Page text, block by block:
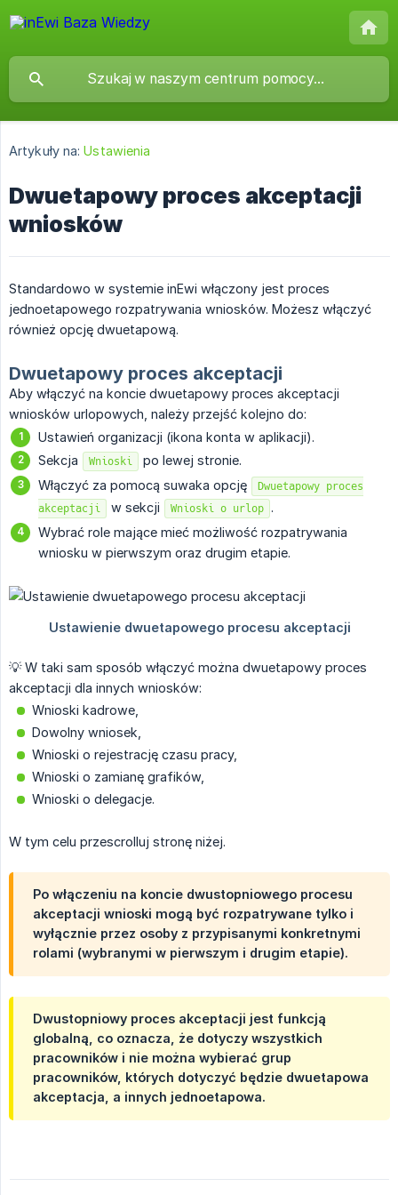
Artykuły na: Ustawienia
Dwuetapowy proces akceptacji
wniosków
Standardowo w systemie inEwi włączony jest proces
jednoetapowego rozpatrywania wniosków. Możesz włączyć
również opcję dwuetapową.
Dwuetapowy proces akceptacji
Aby włączyć na koncie dwuetapowy proces akceptacji
wniosków urlopowych, należy przejść kolejno do:
Ustawień organizacji (ikona konta w aplikacji).
Sekcja
Wnioski
po lewej stronie.
Włączyć za pomocą suwaka opcję
Dwuetapowy proces
akceptacji
w sekcji Wnioski o urlop .
Wybrać role mające mieć możliwość rozpatrywania
wniosku w pierwszym oraz drugim etapie.
💡 W taki sam sposób włączyć można dwuetapowy proces
akceptacji dla innych wniosków:
Wnioski kadrowe,
Dowolny wniosek,
Wnioski o rejestrację czasu pracy,
Wnioski o zamianę grafików,
Wnioski o delegacje.
W tym celu przescrolluj stronę niżej.
Po włączeniu na koncie dwustopniowego procesu
akceptacji wnioski mogą być rozpatrywane tylko i
wyłącznie przez osoby z przypisanymi konkretnymi
rolami (wybranymi w pierwszym i drugim etapie).
Dwustopniowy proces akceptacji jest funkcją
globalną, co oznacza, że dotyczy wszystkich
pracowników i nie można wybierać grup
pracowników, których dotyczyć będzie dwuetapowa
akceptacja, a innych jednoetapowa.